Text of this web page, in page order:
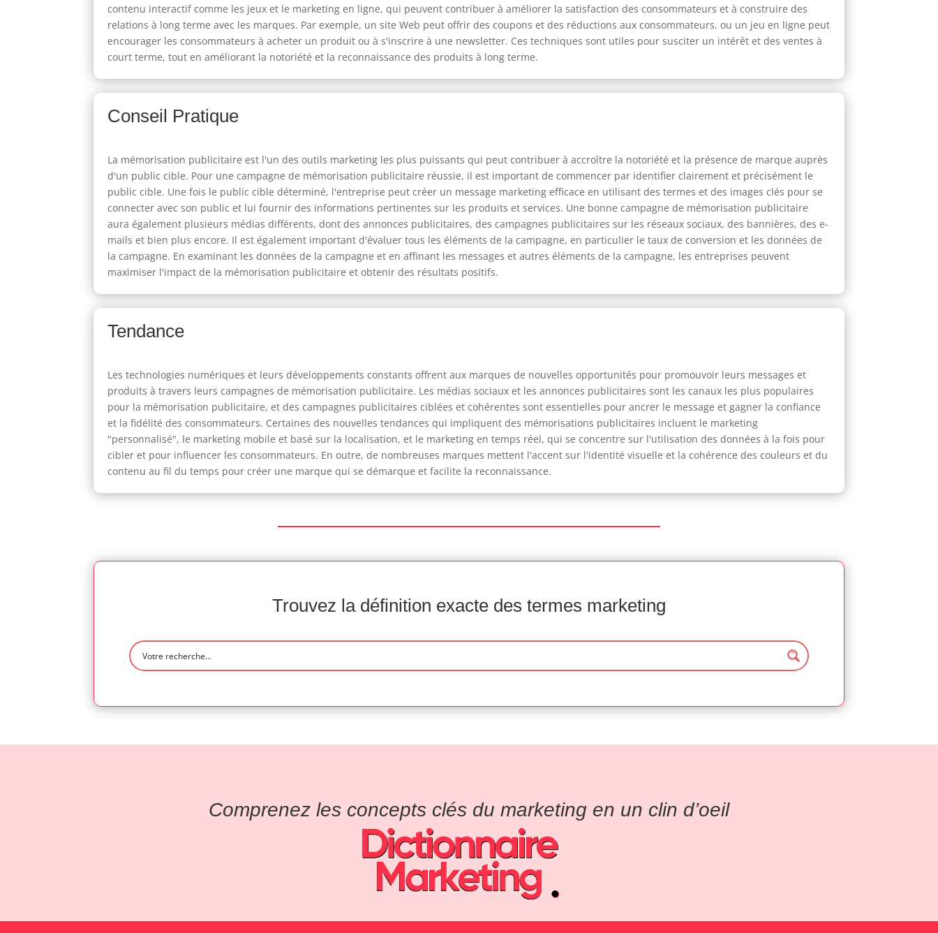
contenu interactif comme les jeux et le marketing en ligne, qui peuvent contribuer à améliorer la satisfaction des consommateurs et à construire des
relations à long terme avec les marques. Par exemple, un site Web peut offrir des coupons et des réductions aux consommateurs, ou un jeu en ligne peut
encourager les consommateurs à acheter un produit ou à s'inscrire à une newsletter. Ces techniques sont utiles pour susciter un intérêt et des ventes à
court terme, tout en améliorant la notoriété et la reconnaissance des produits à long terme.
Conseil Pratique
La mémorisation publicitaire est l'un des outils marketing les plus puissants qui peut contribuer à accroître la notoriété et la présence de marque auprès
d'un public cible. Pour une campagne de mémorisation publicitaire réussie, il est important de commencer par identifier clairement et précisément le
public cible. Une fois le public cible déterminé, l'entreprise peut créer un message marketing efficace en utilisant des termes et des images clés pour se
connecter avec son public et lui fournir des informations pertinentes sur les produits et services. Une bonne campagne de mémorisation publicitaire
aura également plusieurs médias différents, dont des annonces publicitaires, des campagnes publicitaires sur les réseaux sociaux, des bannières, des e-
mails et bien plus encore. Il est également important d'évaluer tous les éléments de la campagne, en particulier le taux de conversion et les données de
la campagne. En examinant les données de la campagne et en affinant les messages et autres éléments de la campagne, les entreprises peuvent
maximiser l'impact de la mémorisation publicitaire et obtenir des résultats positifs.
Tendance
Les technologies numériques et leurs développements constants offrent aux marques de nouvelles opportunités pour promouvoir leurs messages et
produits à travers leurs campagnes de mémorisation publicitaire. Les médias sociaux et les annonces publicitaires sont les canaux les plus populaires
pour la mémorisation publicitaire, et des campagnes publicitaires ciblées et cohérentes sont essentielles pour ancrer le message et gagner la confiance
et la fidélité des consommateurs. Certaines des nouvelles tendances qui impliquent des mémorisations publicitaires incluent le marketing
"personnalisé", le marketing mobile et basé sur la localisation, et le marketing en temps réel, qui se concentre sur l'utilisation des données à la fois pour
cibler et pour influencer les consommateurs. En outre, de nombreuses marques mettent l'accent sur l'identité visuelle et la cohérence des couleurs et du
contenu au fil du temps pour créer une marque qui se démarque et facilite la reconnaissance.
Trouvez la définition exacte des termes marketing
Comprenez les concepts clés du marketing en un clin d’oeil